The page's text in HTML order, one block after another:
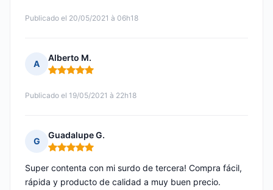
Publicado el 20/05/2021 à 06h18
A
Alberto M.
Nota: 5 de 5
Publicado el 19/05/2021 à 22h18
G
Guadalupe G.
Nota: 5 de 5
Super contenta con mi surdo de tercera! Compra fácil,
rápida y producto de calidad a muy buen precio.